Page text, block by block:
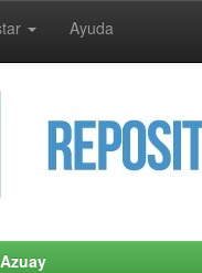
Ayuda